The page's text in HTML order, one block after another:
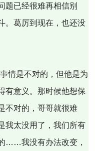
题已经很难再相信别
。葛厉到现在，也还没
情是不对的，但他是为
有意义。那时候他想保
不对的，哥哥就很难
我太没用了，我们所有
……我没有办法改变，